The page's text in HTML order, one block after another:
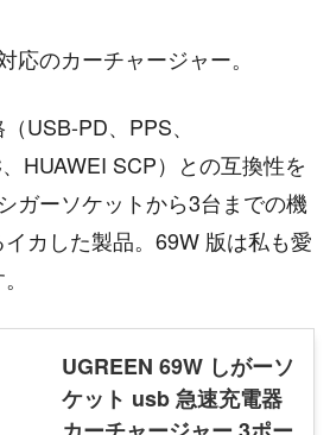
応のカーチャージャー。
USB-PD、PPS、
HUAWEI SCP）との互換性を
ガーソケットから3台までの機
カした製品。69W 版は私も愛
UGREEN 69W しがーソ
ケット usb 急速充電器